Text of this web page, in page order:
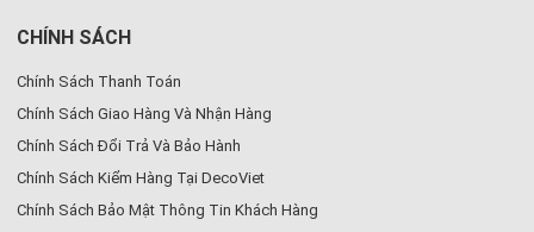
CHÍNH SÁCH
Chính Sách Thanh Toán
Chính Sách Giao Hàng Và Nhận Hàng
Chính Sách Đổi Trả Và Bảo Hành
Chính Sách Kiểm Hàng Tại DecoViet
Chính Sách Bảo Mật Thông Tin Khách Hàng